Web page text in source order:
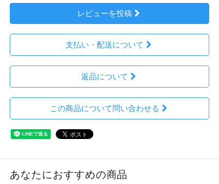
レビューを投稿
支払い・配送について
返品について
この商品について問い合わせる
あなたにおすすめの商品